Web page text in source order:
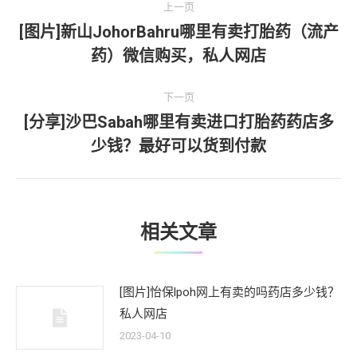
章
上一页
上
一
[图片]新山JohorBahru哪里有卖打胎药（流产
药）微信购买，私人网店
下一页
下
一
文
[分享]沙巴Sabah哪里有卖进口打胎药药店多
少钱？最好可以货到付款
相关文章
[图片]怡保lpoh网上有卖的吗药店多少钱？
私人网店
2023-04-10